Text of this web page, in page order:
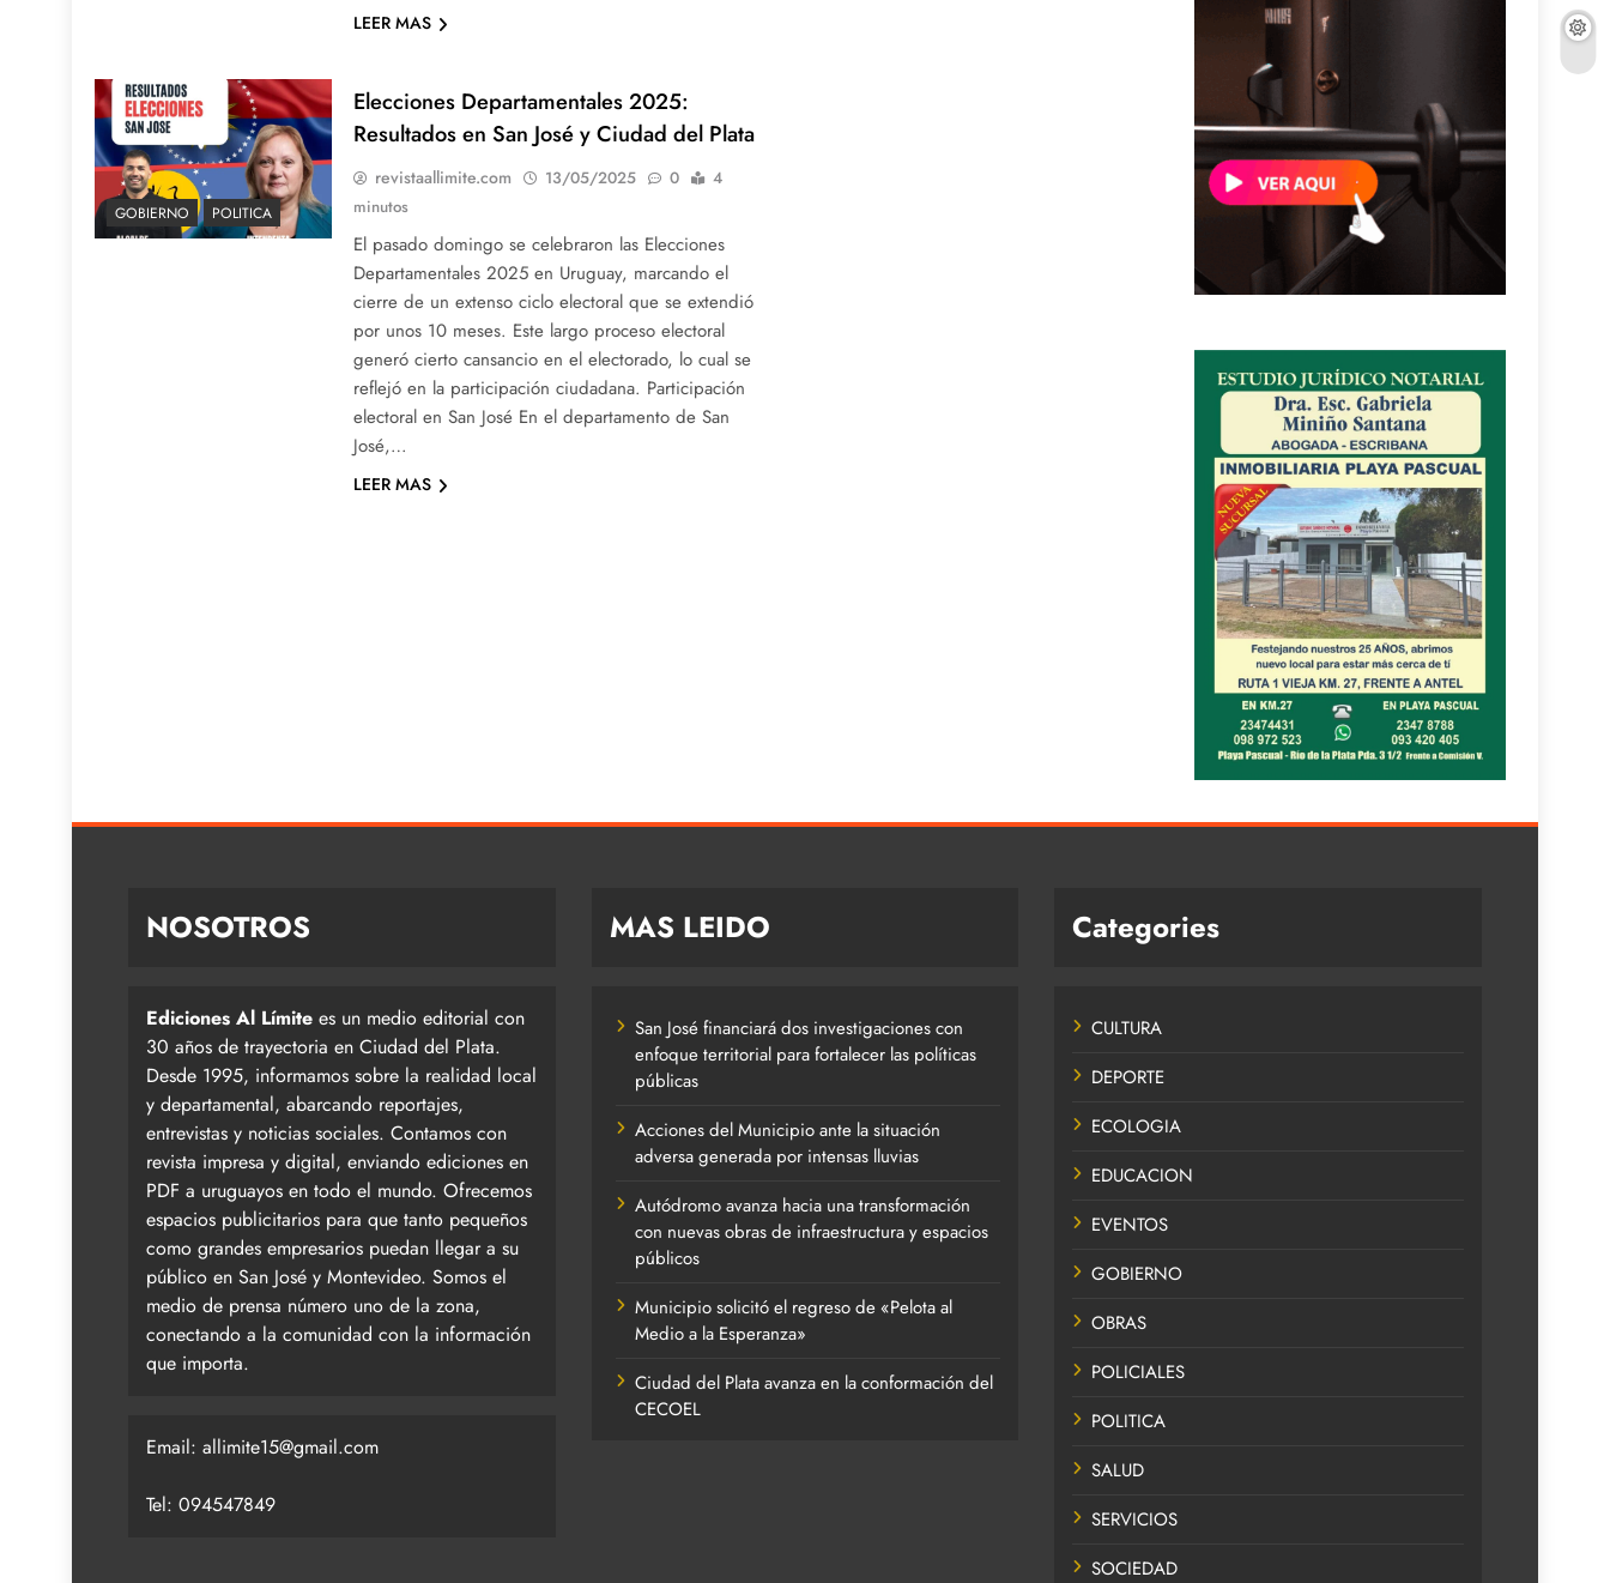
LEER MAS
GOBIERNO POLITICA
Elecciones Departamentales 2025:
Resultados en San José y Ciudad del Plata
revistaallimite.com 13/05/2025 0
4
minutos
El pasado domingo se celebraron las Elecciones
Departamentales 2025 en Uruguay, marcando el
cierre de un extenso ciclo electoral que se extendió
por unos 10 meses. Este largo proceso electoral
generó cierto cansancio en el electorado, lo cual se
reflejó en la participación ciudadana. Participación
electoral en San José En el departamento de San
José,…
LEER MAS
NOSOTROS
Ediciones Al Límite es un medio editorial con
30 años de trayectoria en Ciudad del Plata.
Desde 1995, informamos sobre la realidad local
y departamental, abarcando reportajes,
entrevistas y noticias sociales. Contamos con
revista impresa y digital, enviando ediciones en
PDF a uruguayos en todo el mundo. Ofrecemos
espacios publicitarios para que tanto pequeños
como grandes empresarios puedan llegar a su
público en San José y Montevideo. Somos el
medio de prensa número uno de la zona,
conectando a la comunidad con la información
que importa.
Email: allimite15@gmail.com
Tel: 094547849
MAS LEIDO
San José financiará dos investigaciones con
enfoque territorial para fortalecer las políticas
públicas
Acciones del Municipio ante la situación
adversa generada por intensas lluvias
Autódromo avanza hacia una transformación
con nuevas obras de infraestructura y espacios
públicos
Municipio solicitó el regreso de «Pelota al
Medio a la Esperanza»
Ciudad del Plata avanza en la conformación del
CECOEL
Categories
CULTURA
DEPORTE
ECOLOGIA
EDUCACION
EVENTOS
GOBIERNO
OBRAS
POLICIALES
POLITICA
SALUD
SERVICIOS
SOCIEDAD